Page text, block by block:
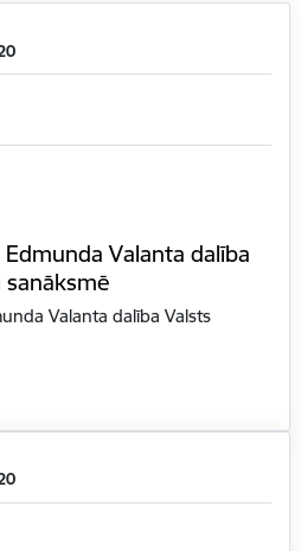
Valanta dalība
Valanta dalība Valsts